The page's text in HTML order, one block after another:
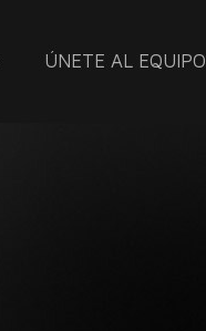
ÚNETE AL EQUIPO